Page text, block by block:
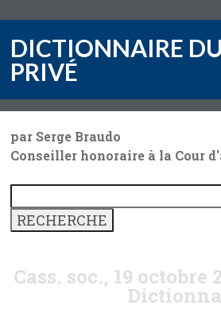
DICTIONNAIRE
PRIVÉ
par Serge Braudo
Conseiller honoraire à la Cour
Cass. soc., 19 octobre